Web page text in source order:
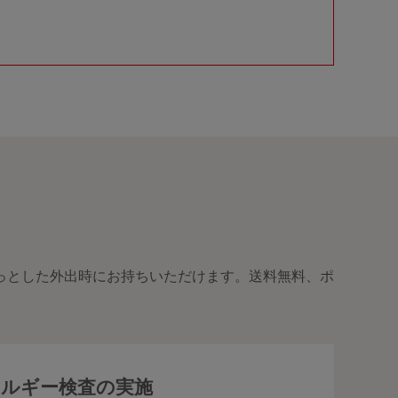
した外出時にお持ちいただけます。送料無料、ポ
ギー検査の実施